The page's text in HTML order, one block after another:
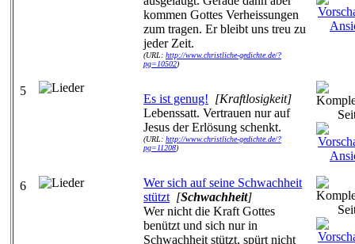
kommen Gottes Verheissungen
zum tragen. Er bleibt uns treu zu
jeder Zeit.
(URL: http://www.christliche-gedichte.de/?
pg=10502)
5
Es ist genug! [Kraftlosigkeit]
Lebenssatt. Vertrauen nur auf
Jesus der Erlösung schenkt.
(URL: http://www.christliche-gedichte.de/?
pg=11208)
6
Wer sich auf seine Schwachheit
stützt [Schwachheit]
Wer nicht die Kraft Gottes
benützt und sich nur in
Schwachheit stützt, spürt nicht